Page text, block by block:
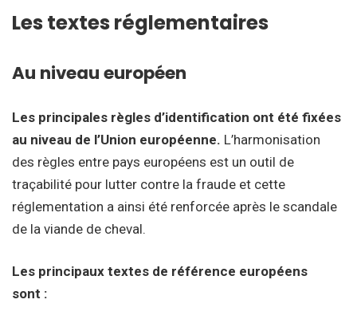
Les textes réglementaires
Au niveau européen
Les principales règles d’identification ont été fixées
au niveau de l’Union européenne. L’harmonisation
des règles entre pays européens est un outil de
traçabilité pour lutter contre la fraude et cette
réglementation a ainsi été renforcée après le scandale
de la viande de cheval.
Les principaux textes de référence européens
sont :